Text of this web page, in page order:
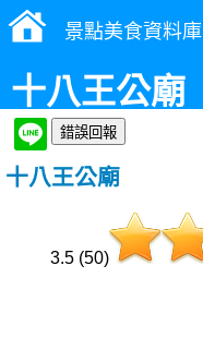
景點美食資料庫
十八王公廟
十八王公廟
3.5 (50)